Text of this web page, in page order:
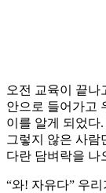
오전 교육이 끝나
안으로 들어가고
이를 알게 되었다
그렇지 않은 사람
다란 담벼락을 나
“와! 자유다” 우